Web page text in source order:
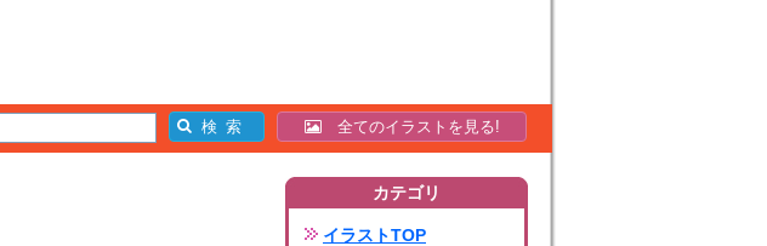
全てのイラストを見る!
カテゴリ
イラストTOP